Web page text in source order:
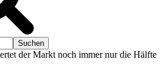
der Markt noch immer nur die Hälfte